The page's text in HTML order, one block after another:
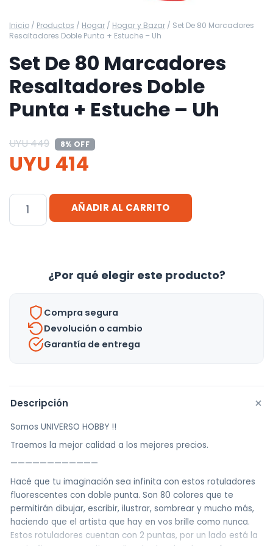
Inicio / Productos / Hogar / Hogar y Bazar / Set De 80 Marcadores
Resaltadores Doble Punta + Estuche – Uh
Set De 80 Marcadores
Resaltadores Doble
Punta + Estuche – Uh
UYU449 8% OFF
UYU 414
Set
Estuche
cantidad
AÑADIR AL CARRITO
¿Por qué elegir este producto?
Compra segura
Devolución o cambio
Garantía de entrega
Descripción +
Somos UNIVERSO HOBBY !!
Traemos la mejor calidad a los mejores precios.
————————————
Hacé que tu imaginación sea infinita con estos rotuladores
fluorescentes con doble punta. Son 80 colores que te
permitirán dibujar, escribir, ilustrar, sombrear y mucho más,
haciendo que el artista que hay en vos brille como nunca.
Estos rotuladores cuentan con 2 puntas, por un lado está la